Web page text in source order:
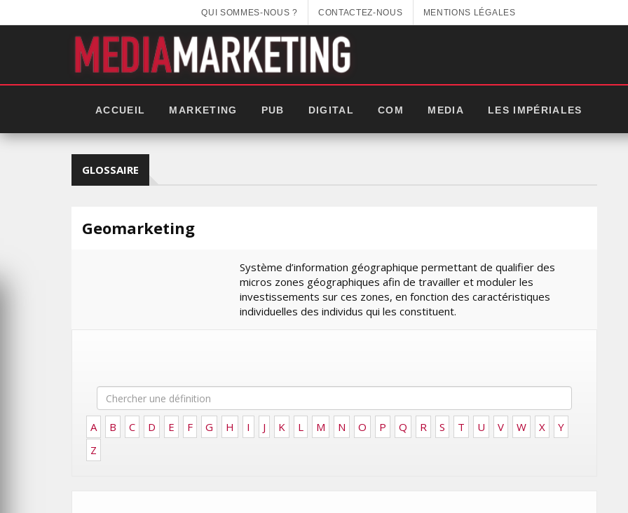
QUI SOMMES-NOUS ? CONTACTEZ-NOUS MENTIONS LÉGALES
ACCUEIL MARKETING PUB DIGITAL COM MEDIA LES IMPÉRIALES
GLOSSAIRE
Geomarketing
Système d’information géographique permettant de qualifier des
micros zones géographiques afin de travailler et moduler les
investissements sur ces zones, en fonction des caractéristiques
individuelles des individus qui les constituent.
A B C D E F G H I J K L M N O P Q R S T U V W X
Y
Z
GITEX AFRICA : LES NOUVELLES
FRONTIÈRES DE